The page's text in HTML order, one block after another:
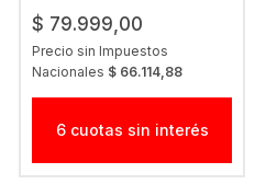
$ 79.999,00
Precio sin Impuestos
Nacionales $ 66.114,88
6 cuotas sin interés